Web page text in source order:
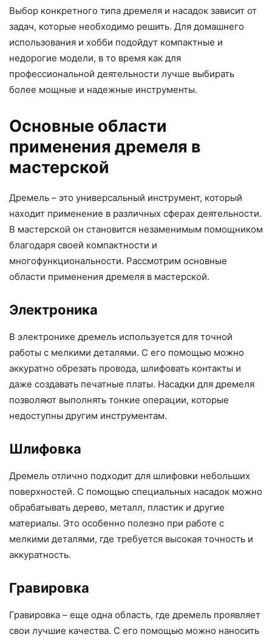
Выбор конкретного типа дремеля и насадок зависит от
задач, которые необходимо решить. Для домашнего
использования и хобби подойдут компактные и
недорогие модели, в то время как для
профессиональной деятельности лучше выбирать
более мощные и надежные инструменты.
Основные области
применения дремеля в
мастерской
Дремель – это универсальный инструмент, который
находит применение в различных сферах деятельности.
В мастерской он становится незаменимым помощником
благодаря своей компактности и
многофункциональности. Рассмотрим основные
области применения дремеля в мастерской.
Электроника
В электронике дремель используется для точной
работы с мелкими деталями. С его помощью можно
аккуратно обрезать провода, шлифовать контакты и
даже создавать печатные платы. Насадки для дремеля
позволяют выполнять тонкие операции, которые
недоступны другим инструментам.
Шлифовка
Дремель отлично подходит для шлифовки небольших
поверхностей. С помощью специальных насадок можно
обрабатывать дерево, металл, пластик и другие
материалы. Это особенно полезно при работе с
мелкими деталями, где требуется высокая точность и
аккуратность.
Гравировка
Гравировка – еще одна область, где дремель проявляет
свои лучшие качества. С его помощью можно наносить